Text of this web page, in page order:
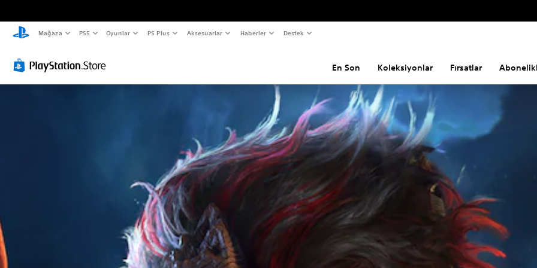
Mağaza PS5 Oyunlar PS Plus Aksesuarlar Haberler Destek
En Son Koleksiyonlar Fırsatlar